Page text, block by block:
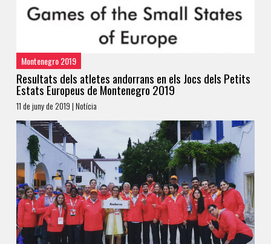
Montenegro 2019
Resultats dels atletes andorrans en els Jocs dels Petits
Estats Europeus de Montenegro 2019
11 de juny de 2019 | Notícia